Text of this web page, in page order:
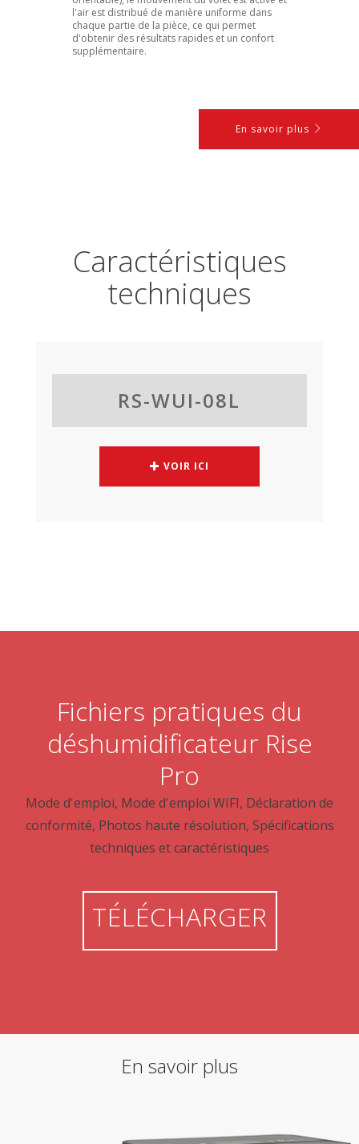
l'air est distribué de manière uniforme dans
chaque partie de la pièce, ce qui permet
d'obtenir des résultats rapides et un confort
supplémentaire.
En savoir plus
Caractéristiques
techniques
RS-WUI-08L
VOIR ICI
Fichiers pratiques du
déshumidificateur Rise
Pro
Mode d'emploi, Mode d'emploi WIFI, Déclaration de
conformité, Photos haute résolution, Spécifications
techniques et caractéristiques
TÉLÉCHARGER
En savoir plus